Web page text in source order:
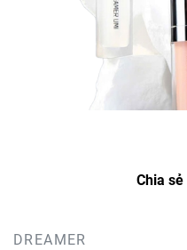
Chia sẻ
DREAMER